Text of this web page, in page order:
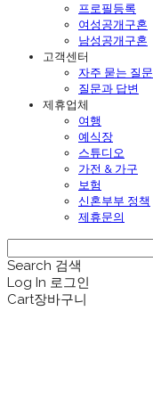
프로필등록
여성공개구혼
남성공개구혼
고객센터
자주 묻는 질문
질문과 답변
제휴업체
여행
예식장
스튜디오
가전 & 가구
보험
신혼부부 정책
제휴문의
Search 검색
Log In 로그인
Cart장바구니